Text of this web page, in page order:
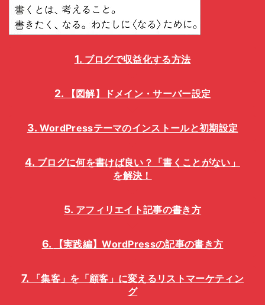
ブログで収益化する方法
【図解】ドメイン・サーバー設定
WordPressテーマのインストールと初期設定
ブログに何を書けば良い？「書くことがない」
を解決！
アフィリエイト記事の書き方
【実践編】WordPressの記事の書き方
「集客」を「顧客」に変えるリストマーケティン
グ